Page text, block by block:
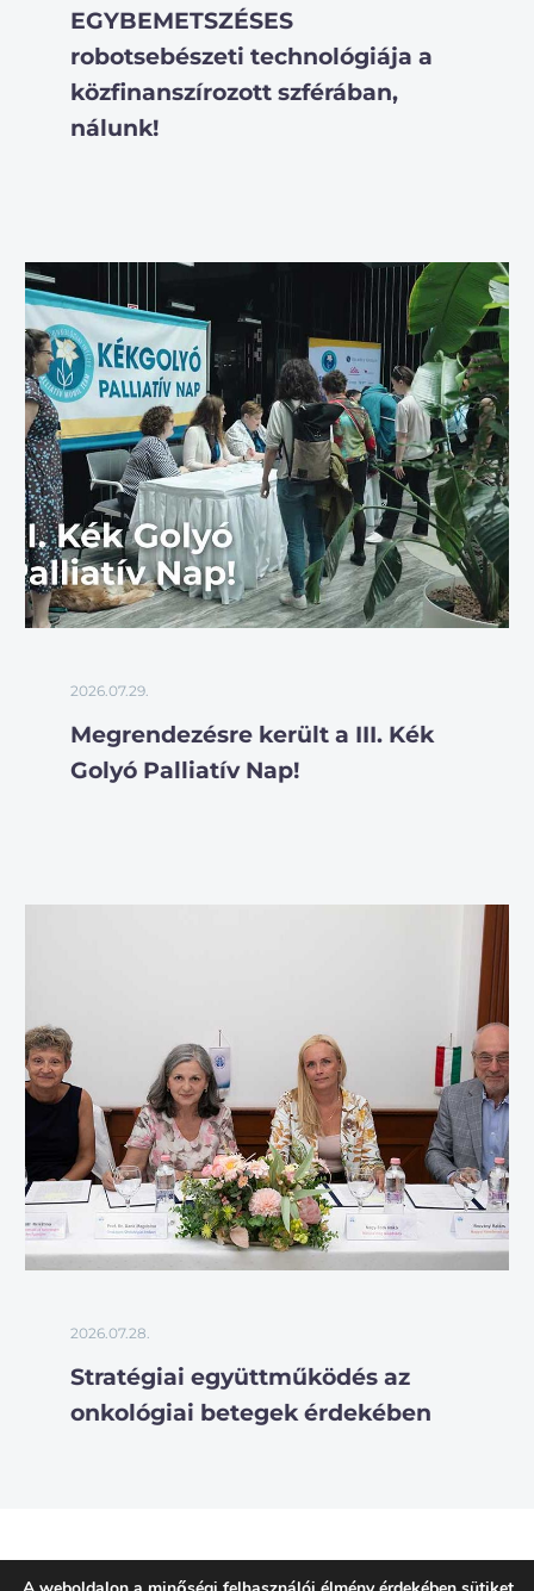
EGYBEMETSZÉSES
robotsebészeti technológiája a
közfinanszírozott szférában,
nálunk!
2026.07.29.
Megrendezésre került a III. Kék
Golyó Palliatív Nap!
2026.07.28.
Stratégiai együttműködés az
onkológiai betegek érdekében